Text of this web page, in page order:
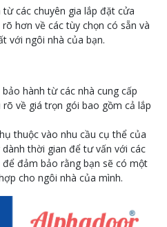
các chuyên gia lắp đặt cửa
hơn về các tùy chọn có sẵn và
với ngôi nhà của bạn.
hành từ các nhà cung cấp
về giá trọn gói bao gồm cả lắp
thuộc vào nhu cầu cụ thể của
thời gian để tư vấn với các
đảm bảo rằng bạn sẽ có một
cho ngôi nhà của mình.